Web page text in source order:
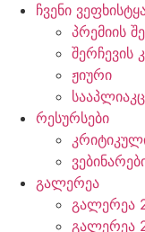
ჩვენი
პრემიის
შერჩევის
ჟიური
რესურსები
გალერეა
გალერეა
გალერეა